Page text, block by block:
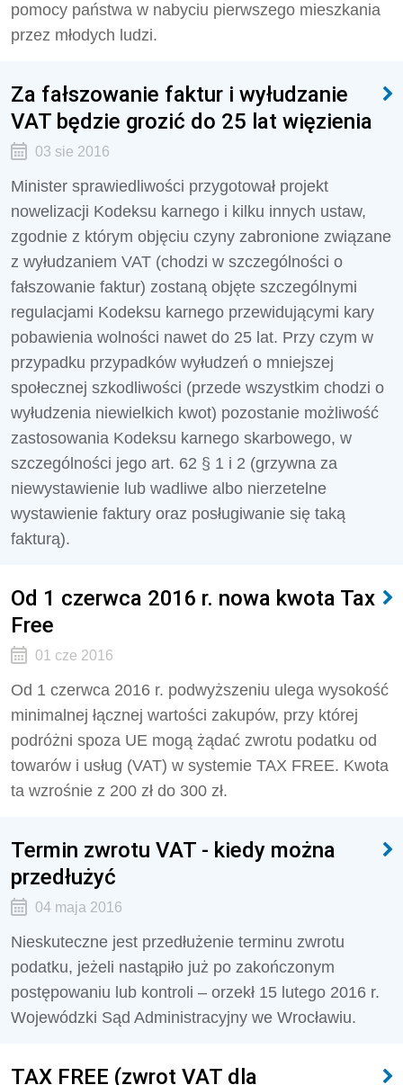
pomocy państwa w nabyciu pierwszego mieszkania
przez młodych ludzi.
Za fałszowanie faktur i wyłudzanie
VAT będzie grozić do 25 lat więzienia
03 sie 2016
Minister sprawiedliwości przygotował projekt
nowelizacji Kodeksu karnego i kilku innych ustaw,
zgodnie z którym objęciu czyny zabronione związane
z wyłudzaniem VAT (chodzi w szczególności o
fałszowanie faktur) zostaną objęte szczególnymi
regulacjami Kodeksu karnego przewidującymi kary
pobawienia wolności nawet do 25 lat. Przy czym w
przypadku przypadków wyłudzeń o mniejszej
społecznej szkodliwości (przede wszystkim chodzi o
wyłudzenia niewielkich kwot) pozostanie możliwość
zastosowania Kodeksu karnego skarbowego, w
szczególności jego art. 62 § 1 i 2 (grzywna za
niewystawienie lub wadliwe albo nierzetelne
wystawienie faktury oraz posługiwanie się taką
fakturą).
Od 1 czerwca 2016 r. nowa kwota Tax
Free
01 cze 2016
Od 1 czerwca 2016 r. podwyższeniu ulega wysokość
minimalnej łącznej wartości zakupów, przy której
podróżni spoza UE mogą żądać zwrotu podatku od
towarów i usług (VAT) w systemie TAX FREE. Kwota
ta wzrośnie z 200 zł do 300 zł.
Termin zwrotu VAT - kiedy można
przedłużyć
04 maja 2016
Nieskuteczne jest przedłużenie terminu zwrotu
podatku, jeżeli nastąpiło już po zakończonym
postępowaniu lub kontroli – orzekł 15 lutego 2016 r.
Wojewódzki Sąd Administracyjny we Wrocławiu.
TAX FREE (zwrot VAT dla